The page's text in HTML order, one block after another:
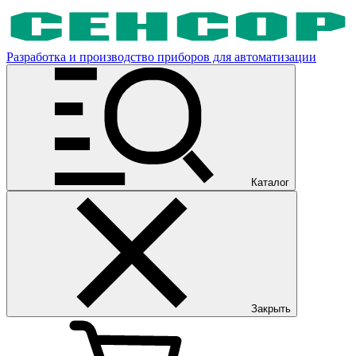
Разработка и производство приборов для автоматизации
Каталог
Закрыть